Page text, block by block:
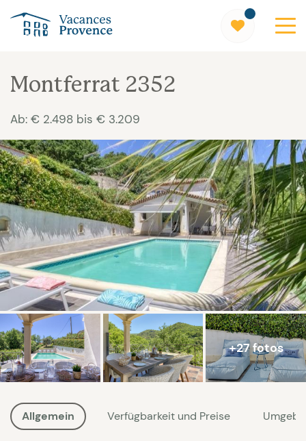
Montferrat 2352
Ab: € 2.498 bis € 3.209
+27 fotos
Allgemein Verfügbarkeit und Preise